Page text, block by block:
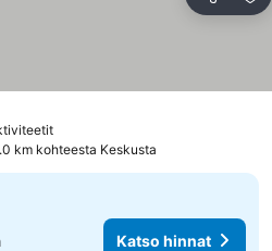
Katso hinnat
hinnat
km kohteesta Keskusta
Katso hinnat